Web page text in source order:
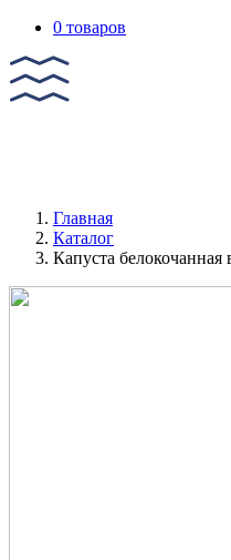
0 товаров
Главная
Каталог
Капуста